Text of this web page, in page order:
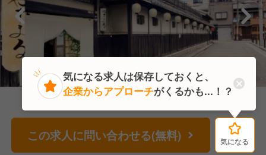
この求人に問い合わせる(無料) 気になる
気になる
気になる求人は保存しておくと、
企業からアプローチがくるかも...！？